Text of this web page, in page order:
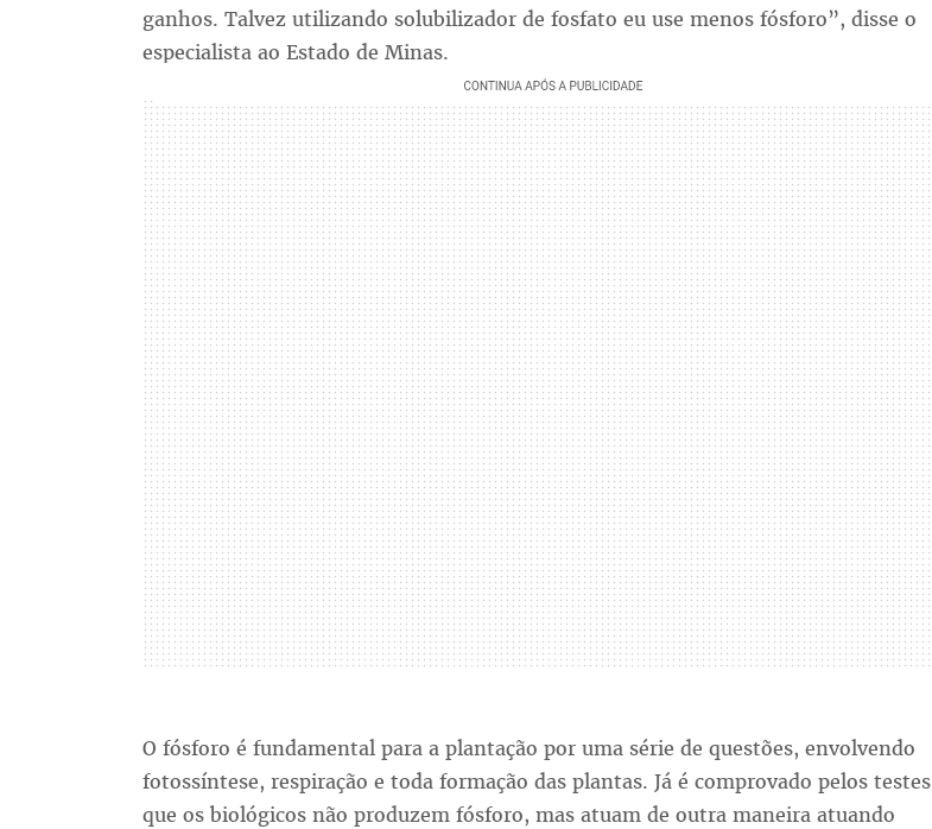
ganhos. Talvez utilizando solubilizador de fosfato eu use menos fósforo”, disse o
especialista ao Estado de Minas.
O fósforo é fundamental para a plantação por uma série de questões, envolvendo
fotossíntese, respiração e toda formação das plantas. Já é comprovado pelos testes
que os biológicos não produzem fósforo, mas atuam de outra maneira atuando